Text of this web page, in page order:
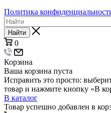
Политика
Найти
0
Корзина
Ваша корзина пуста
Исправить это просто:
товар и нажмите кнопку «В
В каталог
Товар успешно добавлен в